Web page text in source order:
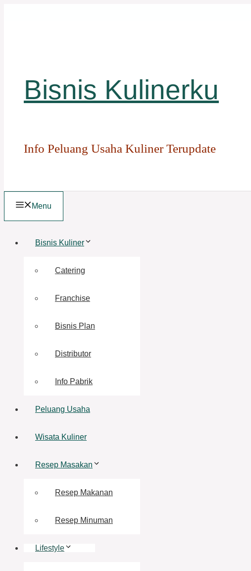
Bisnis Kulinerku
Info Peluang Usaha Kuliner Terupdate
Menu
Bisnis Kuliner
Catering
Franchise
Bisnis Plan
Distributor
Info Pabrik
Peluang Usaha
Wisata Kuliner
Resep Masakan
Resep Makanan
Resep Minuman
Lifestyle